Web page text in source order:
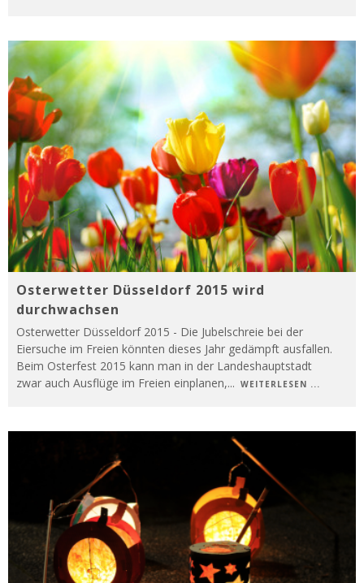
Osterwetter Düsseldorf 2015 wird
durchwachsen
Osterwetter Düsseldorf 2015 - Die Jubelschreie bei der
Eiersuche im Freien könnten dieses Jahr gedämpft ausfallen.
Beim Osterfest 2015 kann man in der Landeshauptstadt
zwar auch Ausflüge im Freien einplanen,... WEITERLESEN ...